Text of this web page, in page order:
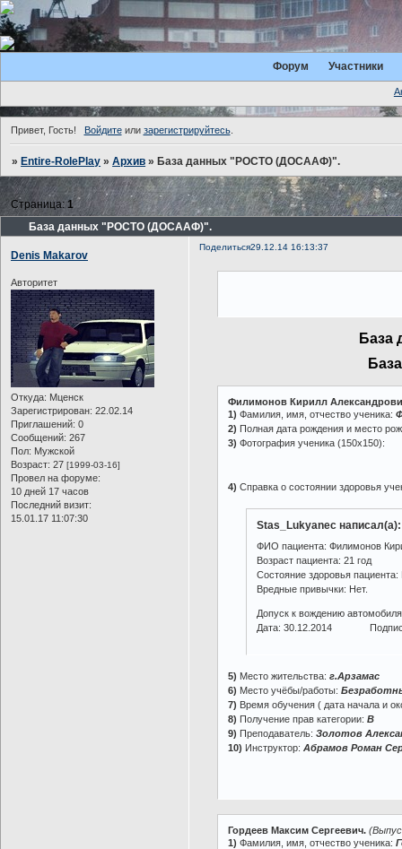
Форум Участники
Привет, Гость! Войдитеили зарегистрируйтесь.
»Entire-RolePlay »Архив »База данных "РОСТО (ДОСААФ)".
База данных "РОСТО (ДОСААФ)".
Страница:1
Поделиться29.12.14 16:13:37
Denis Makarov
Авторитет
Откуда: Мценск
Зарегистрирован: 22.02.14
Приглашений: 0
Сообщений: 267
Пол: Мужской
Возраст: 27 [1999-03-16]
Провел на форуме:
10 дней 17 часов
Последний визит:
15.01.17 11:07:30
База
Филимонов Кирилл
1) Фамилия, имя, отчество ученика:
2) Полная дата рождения и место
3) Фотография ученика (150х150):
4) Справка о состоянии здоровья
Stas_Lukyanec написал(а):
ФИО пациента: Филимонов
Возраст пациента: 21 год
Cостояние здоровья
Вредные привычки: Нет.
Допуск к вождению
Дата: 30.12.2014 Подпись
5) Место жительства: г.Арзамас
6) Место учёбы/работы:
7) Время обучения ( дата начала и
8) Получение прав категории: B
9) Преподаватель: Золотов
10) Инструктор: Абрамов Роман
Гордеев Максим Сергеевич.
1) Фамилия, имя, отчество ученика: